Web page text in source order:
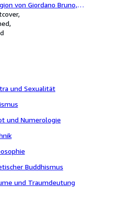
von Giordano Bruno,
Kant, Goethe, Tolstoi,
Gandhi, Vivekananda etc. .
Gott das Geheimnisvolle
und Sexualität
und Numerologie
Buddhismus
und Traumdeutung